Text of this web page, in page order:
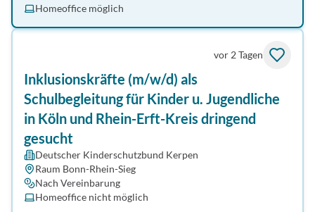
Homeoffice möglich
vor 2 Tagen
Inklusionskräfte (m/w/d) als
Schulbegleitung für Kinder u. Jugendliche
in Köln und Rhein-Erft-Kreis dringend
gesucht
Deutscher Kinderschutzbund Kerpen
Raum Bonn-Rhein-Sieg
Nach Vereinbarung
Homeoffice nicht möglich